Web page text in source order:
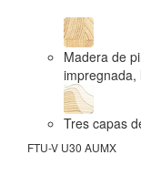
Madera de
impregnada,
Tres capas
FTU-V U30 AUMX